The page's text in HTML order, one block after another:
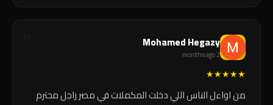
Mohamed Hegazy
2 months ago
★
★
★
★
★
من اواءل الناس اللي دخلت المكملات في مصر راجل محترم